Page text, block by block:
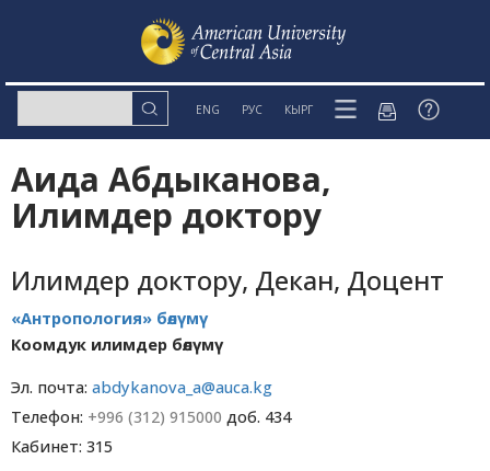
ENG РУС КЫРГ
Аида Абдыканова,
Илимдер доктору
Илимдер доктору, Декан, Доцент
«Антропология» бөлүмү
Коомдук илимдер бөлүмү
Эл. почта: abdykanova_a@auca.kg
Телефон: +996 (312) 915000 доб. 434
Кабинет: 315